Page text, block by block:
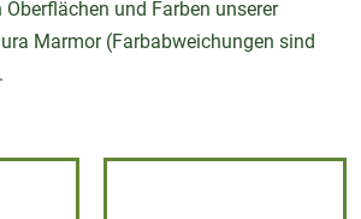
und Farben unserer
Marmor (Farbabweichungen sind